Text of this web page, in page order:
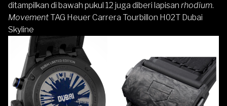
ditampilkan di bawah pukul 12 juga diberi lapisan rhodium.
Movement TAG Heuer Carrera Tourbillon H02T Dubai
Skyline